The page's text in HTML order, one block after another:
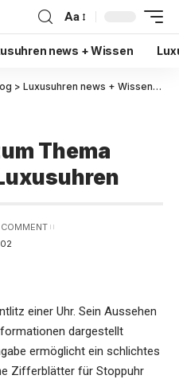
Aa
news + Wissen
> Luxusuhren news + Wissen>
Thema
einer Uhr. Sein Aussehen
dargestellt
ermöglicht ein schlichtes
Zifferblätter für Stoppuhr